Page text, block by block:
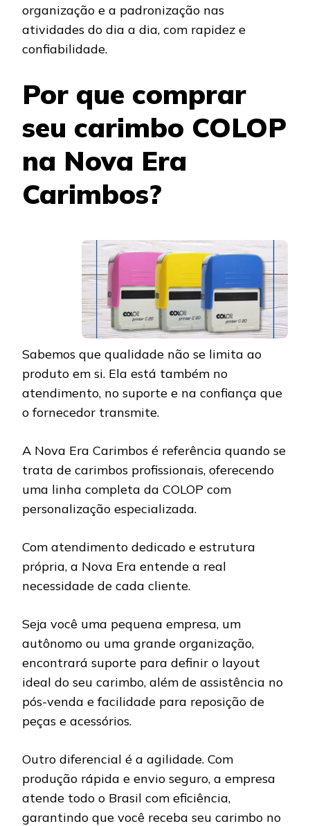
organização e a padronização nas
atividades do dia a dia, com rapidez e
confiabilidade.
Por que comprar
seu carimbo COLOP
na Nova Era
Carimbos?
Sabemos que qualidade não se limita ao
produto em si. Ela está também no
atendimento, no suporte e na confiança que
o fornecedor transmite.
A Nova Era Carimbos é referência quando se
trata de carimbos profissionais, oferecendo
uma linha completa da COLOP com
personalização especializada.
Com atendimento dedicado e estrutura
própria, a Nova Era entende a real
necessidade de cada cliente.
Seja você uma pequena empresa, um
autônomo ou uma grande organização,
encontrará suporte para definir o layout
ideal do seu carimbo, além de assistência no
pós-venda e facilidade para reposição de
peças e acessórios.
Outro diferencial é a agilidade. Com
produção rápida e envio seguro, a empresa
atende todo o Brasil com eficiência,
garantindo que você receba seu carimbo no